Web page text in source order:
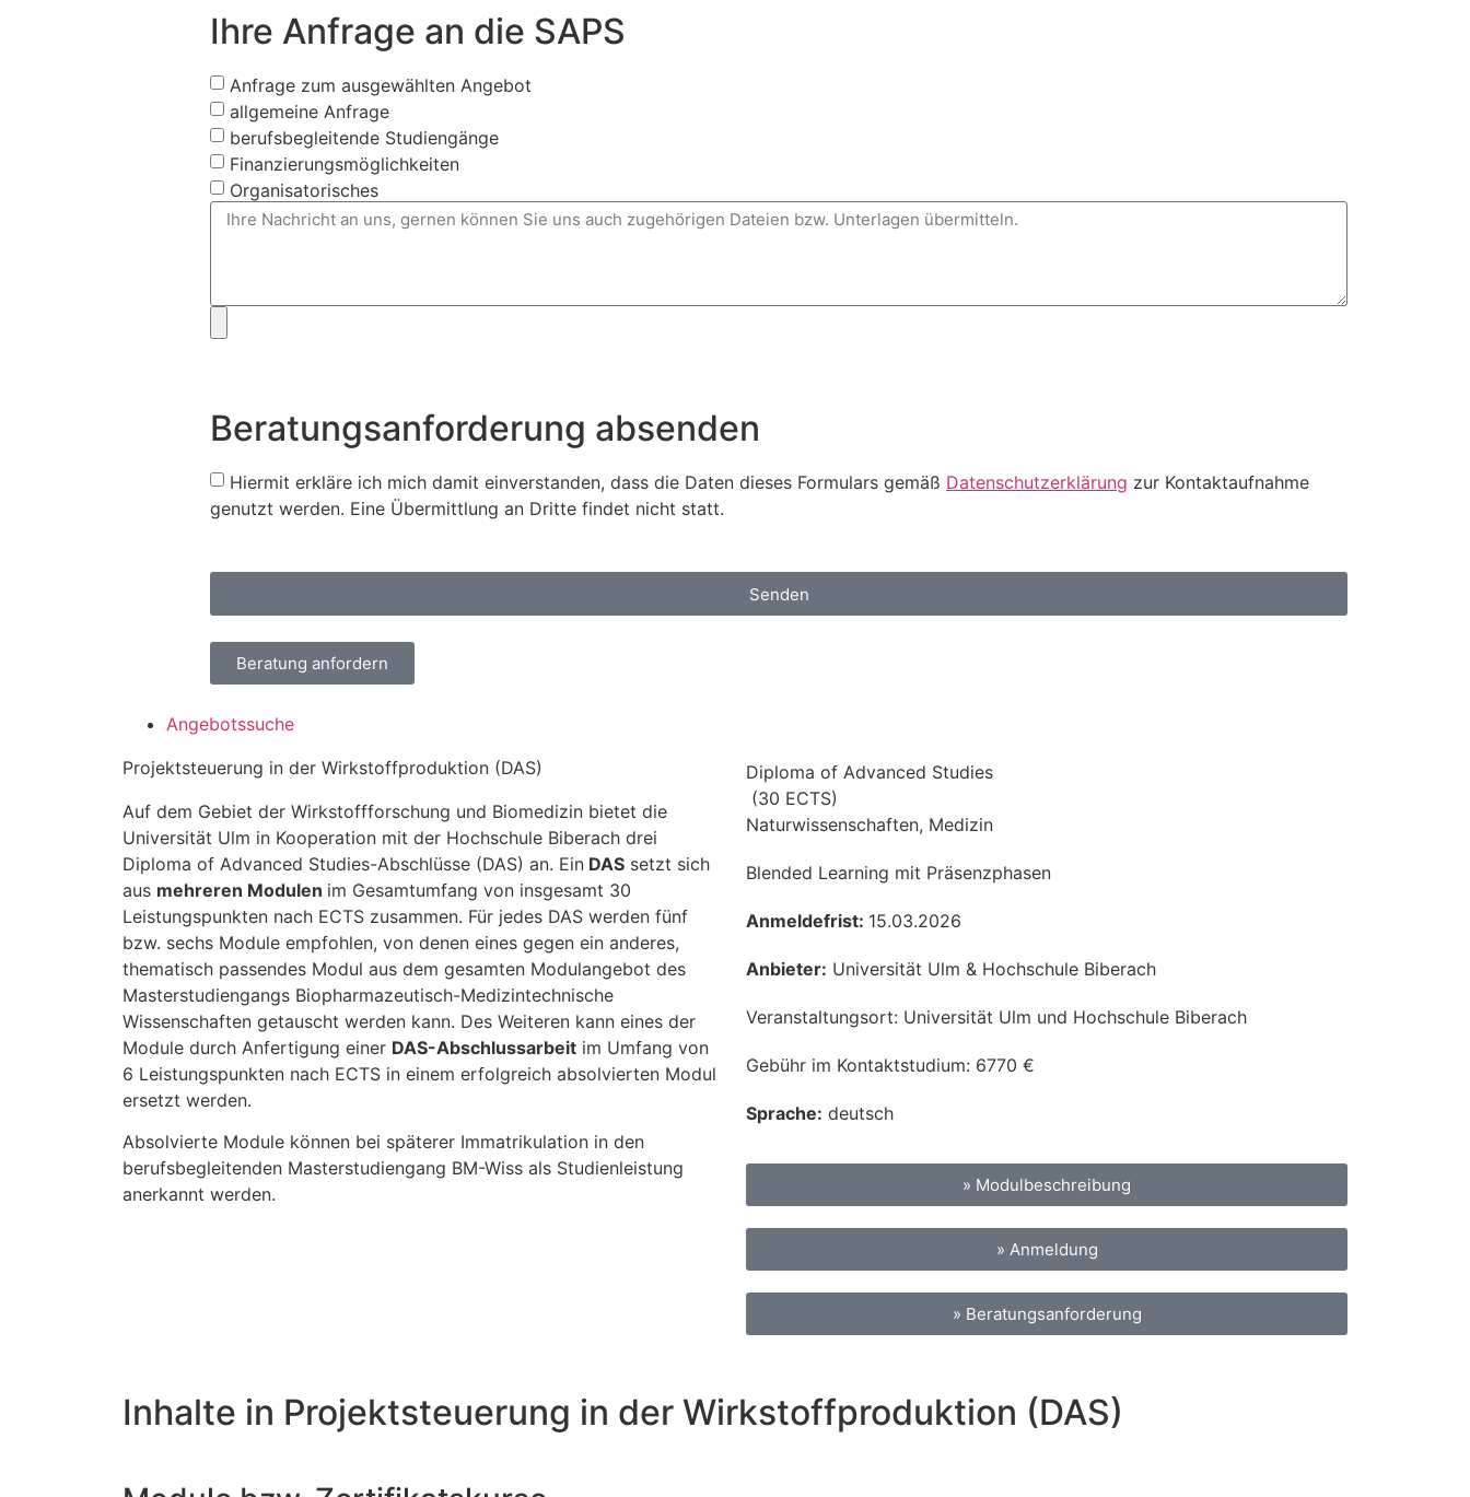
Ihre Anfrage an die SAPS
Anfrage zum ausgewählten Angebot
allgemeine Anfrage
berufsbegleitende Studiengänge
Finanzierungsmöglichkeiten
Organisatorisches
Beratungsanforderung absenden
Hiermit erkläre ich mich damit einverstanden, dass die Daten dieses Formulars gemäß Datenschutzerklärung zur Kontaktaufnahme
genutzt werden. Eine Übermittlung an Dritte findet nicht statt.
Senden
Beratung anfordern
Angebotssuche
Projektsteuerung in der Wirkstoffproduktion (DAS)
Auf dem Gebiet der Wirkstoffforschung und Biomedizin bietet die
Universität Ulm in Kooperation mit der Hochschule Biberach drei
Diploma of Advanced Studies-Abschlüsse (DAS) an. Ein DAS setzt sich
aus mehreren Modulen im Gesamtumfang von insgesamt 30
Leistungspunkten nach ECTS zusammen. Für jedes DAS werden fünf
bzw. sechs Module empfohlen, von denen eines gegen ein anderes,
thematisch passendes Modul aus dem gesamten Modulangebot des
Masterstudiengangs Biopharmazeutisch-Medizintechnische
Wissenschaften getauscht werden kann. Des Weiteren kann eines der
Module durch Anfertigung einer DAS-Abschlussarbeit im Umfang von
6 Leistungspunkten nach ECTS in einem erfolgreich absolvierten Modul
ersetzt werden.
Absolvierte Module können bei späterer Immatrikulation in den
berufsbegleitenden Masterstudiengang BM-Wiss als Studienleistung
anerkannt werden.
Diploma of Advanced Studies
(30 ECTS)
Naturwissenschaften, Medizin
Blended Learning mit Präsenzphasen
Anmeldefrist: 15.03.2026
Anbieter: Universität Ulm & Hochschule Biberach
Veranstaltungsort: Universität Ulm und Hochschule Biberach
Gebühr im Kontaktstudium: 6770 €
Sprache: deutsch
» Modulbeschreibung
» Anmeldung
» Beratungsanforderung
Inhalte in Projektsteuerung in der Wirkstoffproduktion (DAS)